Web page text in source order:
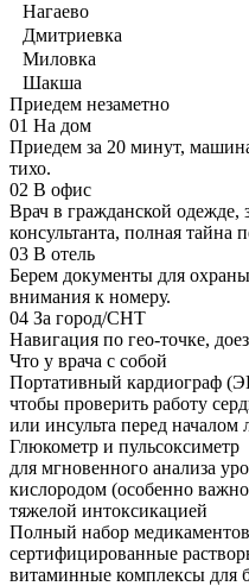
Нагаево
Дмитриевка
Миловка
Шакша
Приедем незаметно
01 На дом
Приедем за 20 минут,
тихо.
02 В офис
Врач в гражданской одежде,
консультанта, полная тайна
03 В отель
Берем документы для
внимания к номеру.
04 За город/СНТ
Навигация по гео-точке,
Что у врача с собой
Портативный кардиограф
чтобы проверить работу
или инсульта перед началом
Глюкометр и пульсоксиметр
для мгновенного анализа
кислородом (особенно
тяжелой интоксикацией
Полный набор
сертифицированные
витаминные комплексы для